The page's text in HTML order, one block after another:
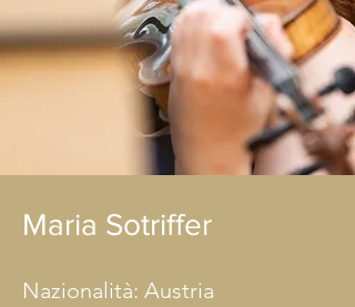
Maria Sotriffer
Nazionalità: Austria